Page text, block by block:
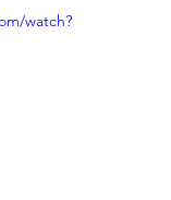
watch?